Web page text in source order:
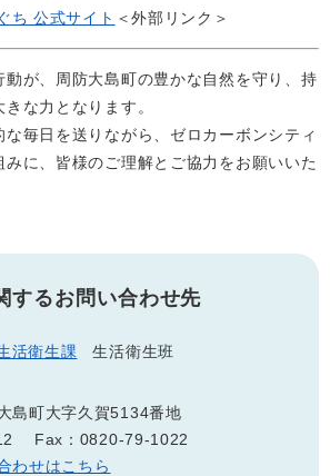
ち 公式サイト ＜外部リンク＞
動が、周防大島町の豊かな自然を守り、持
な力となります。
な毎日を送りながら、ゼロカーボンシティ
に、皆様のご理解とご協力をお願いいた
するお問い合わせ先
活衛生課
生活衛生班
島町大字久賀5134番地
Fax：0820-79-1022
わせはこちら